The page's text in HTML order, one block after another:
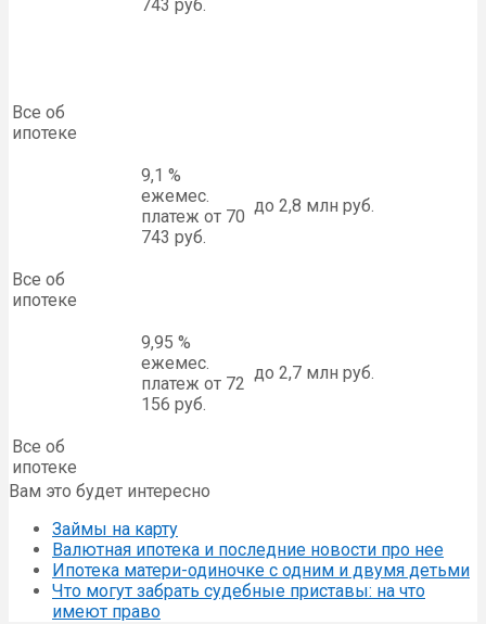
743 руб.
Все об
ипотеке
9,1 %
ежемес.
платеж от 70
743 руб.
до 2,8 млн руб.
Все об
ипотеке
9,95 %
ежемес.
платеж от 72
156 руб.
до 2,7 млн руб.
Все об
ипотеке
Вам это будет интересно
Займы на карту
Валютная ипотека и последние новости про нее
Ипотека матери-одиночке с одним и двумя детьми
Что могут забрать судебные приставы: на что
имеют право